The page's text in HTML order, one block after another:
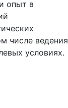
опыт в
числе ведения
условиях.